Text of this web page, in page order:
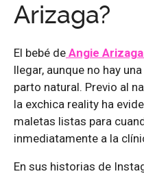
Arizaga?
El bebé de Angie Arizaga
llegar, aunque no hay
parto natural. Previo al
la exchica reality ha
maletas listas para
inmediatamente a la
En sus historias de